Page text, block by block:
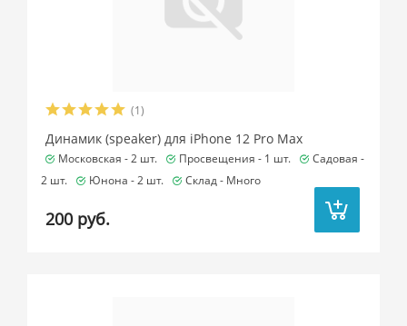
(1)
Динамик (speaker) для iPhone 12 Pro Max
Московская -2 шт. Просвещения - 1 шт.
Садовая -
2 шт.
Юнона -2 шт. Склад - Много
200 руб.